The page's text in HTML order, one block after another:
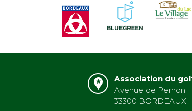
Association du
Avenue de Pernon
33300 BORDEAUX